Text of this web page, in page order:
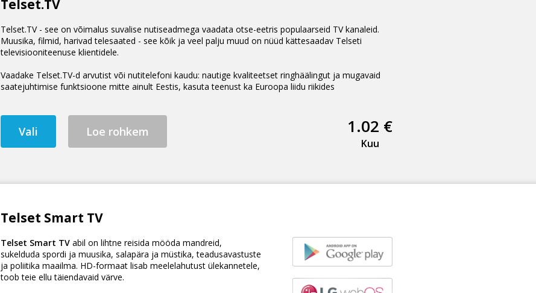
Telset.TV
Telset.TV - see on võimalus suvalise nutiseadmega vaadata otse-eetris populaarseid TV kanaleid.
Muusika, filmid, harivad telesaated - see kõik ja veel palju muud on nüüd kättesaadav Telseti
televisiooniteenuse klientidele.
Vaadake Telset.TV-d arvutist või nutitelefoni kaudu: nautige kvaliteetset ringhäälingut ja mugavaid
saatejuhtimise funktsioone mitte ainult Eestis, kasuta teenust ka Euroopa liidu riikides
1.02 €
Kuu
Vali Loe rohkem
Telset Smart TV
Telset Smart TV abil on lihtne reisida mööda mandreid,
sukelduda spordi ja muusika, salapära ja müstika, teadusavastuste
ja poliitika maailma. HD-formaat lisab meelelahutust ülekannetele,
toob teie ellu täiendavaid värve.